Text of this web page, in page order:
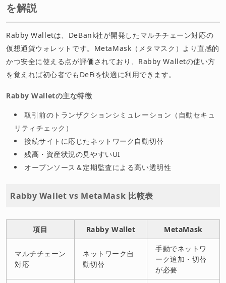
を解説
Rabby Walletは、DeBank社が開発したマルチチェーン対応の
仮想通貨ウォレットです。MetaMask（メタマスク）より直感的
かつ安全に使える点が評価されており、Rabby Walletの使い方
を覚えれば初心者でもDeFiを快適に利用できます。
Rabby Walletの主な特徴
取引前のトランザクションシミュレーション（自動セキュ
リティチェック）
接続サイトに応じたネットワーク自動切替
残高・資産状況の見やすいUI
オープンソース＆定期監査による高い透明性
Rabby Wallet vs MetaMask 比較表
項目 Rabby Wallet MetaMask
マルチチェーン
対応
ネットワーク自
動切替
手動でネットワ
ーク追加・切替
が必要